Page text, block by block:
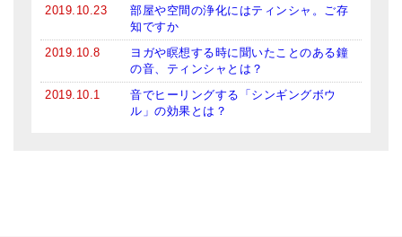
2019.10.23
部屋や空間の浄化にはティンシャ。ご存
知ですか
2019.10.8
ヨガや瞑想する時に聞いたことのある鐘
の音、ティンシャとは？
2019.10.1
音でヒーリングする「シンギングボウ
ル」の効果とは？